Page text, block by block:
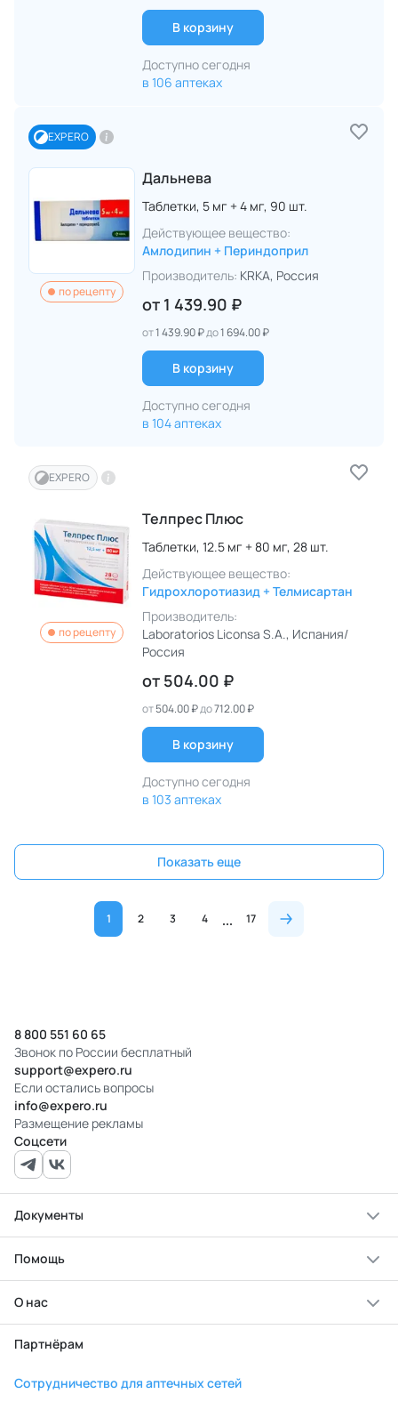
В корзину
Доступно сегодня
в 106 аптеках
EXPERO
по рецепту
Дальнева
Таблетки, 5 мг + 4 мг, 90 шт.
Действующее вещество:
Амлодипин + Периндоприл
Производитель: KRKA, Россия
от 1 439.90 ₽
от1 439.90 ₽до1 694.00 ₽
В корзину
Доступно сегодня
в 104 аптеках
EXPERO
по рецепту
Телпрес Плюс
Таблетки, 12.5 мг + 80 мг, 28 шт.
Действующее вещество:
Гидрохлоротиазид + Телмисартан
Производитель:
Laboratorios Liconsa S.A., Испания/
Россия
от 504.00 ₽
от504.00 ₽до712.00 ₽
В корзину
Доступно сегодня
в 103 аптеках
Показать еще
1 2 3 4 17
8 800 551 60 65
Звонок по России бесплатный
support@expero.ru
Если остались вопросы
info@expero.ru
Размещение рекламы
Соцсети
Документы
Помощь
О нас
Партнёрам
Сотрудничество для аптечных сетей